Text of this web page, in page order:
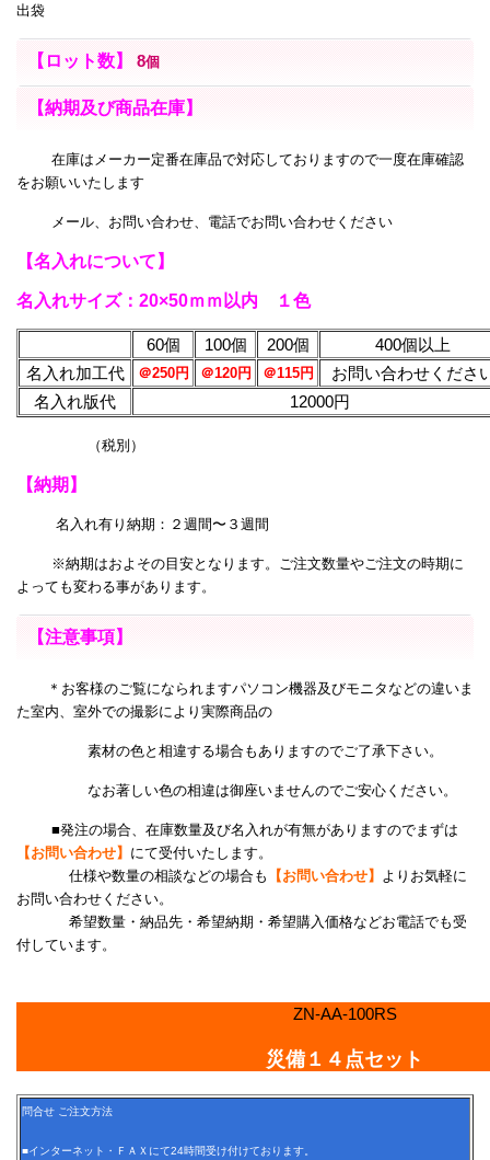
出袋
【ロット数】 8個
【納期及び商品在庫】
在庫はメーカー定番在庫品で対応しておりますので一度在庫確認
をお願いいたします
メール、お問い合わせ、電話でお問い合わせください
【名入れについて】
名入れサイズ：20×50ｍｍ以内 １色
60個 100個 200個
400個以上
名入れ加工代
＠250円 ＠120円 ＠115円
お問い合わせくださ
名入れ版代
12000円
（税別）
【納期】
名入れ有り納期：２週間〜３週間
※納期はおよその目安となります。ご注文数量やご注文の時期に
よっても変わる事があります。
【注意事項】
＊お客様のご覧になられますパソコン機器及びモニタなどの違いま
た室内、室外での撮影により 実際商品の
素材の色と相違する場合もありますのでご了承下さい。
なお著しい色の相違は御座いませんのでご安心ください。
■発注の場合、在庫数量及び名入れが有無がありますのでまずは
【お問い合わせ】 にて受付いたします。
仕様や数量の相談などの場合も
【お問い合わせ】
よりお気軽に
お問い合わせください。
希望数量・納品先・希望納期・希望購入価格などお電話でも受
付しています。
ZN-AA-100RS
災備１４点セット
問合せ ご注文方法
■インターネット・ＦＡＸにて24時間受け付けております。